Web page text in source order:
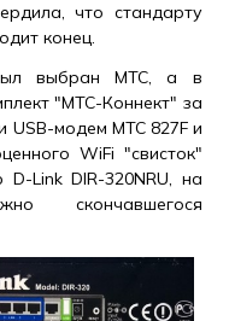
что стандарту
конец.
выбран МТС, а в
"МТС-Коннект" за
USB-модем МТС 827F и
WiFi "свисток"
Link DIR-320NRU, на
скончавшегося